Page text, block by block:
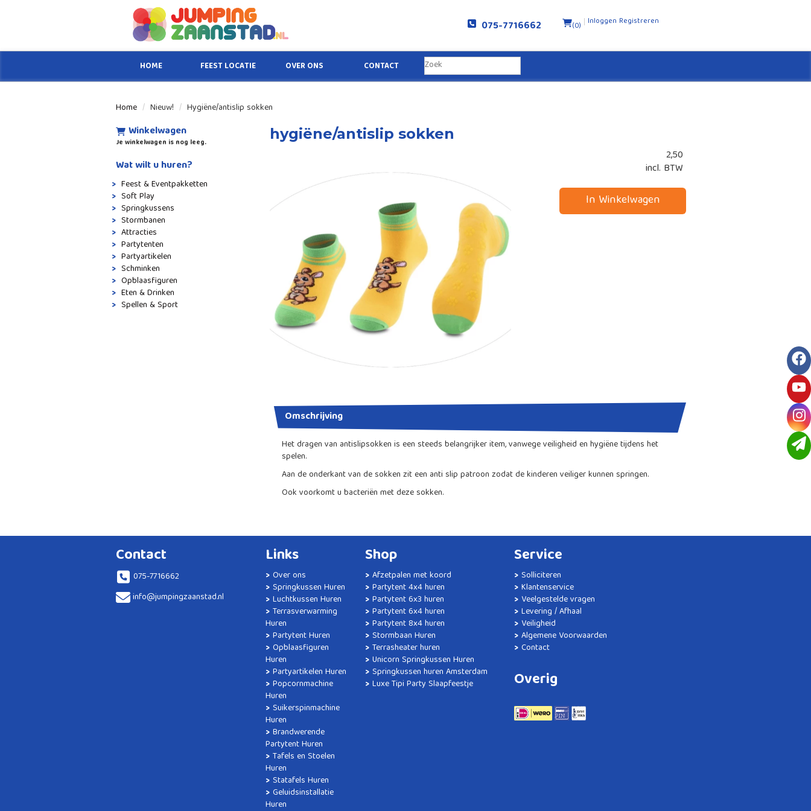
075-7716662 (0) Inloggen Registreren
HOME FEEST LOCATIE OVER ONS CONTACT
Home Nieuw! Hygiëne/antislip sokken
Winkelwagen
Je winkelwagen is nog leeg.
Wat wilt u huren?
Feest & Eventpakketten
Soft Play
Springkussens
Stormbanen
Attracties
Partytenten
Partyartikelen
Schminken
Opblaasfiguren
Eten & Drinken
Spellen & Sport
hygiëne/antislip sokken
2,50
incl. BTW
In Winkelwagen
Omschrijving
Het dragen van antislipsokken is een steeds belangrijker item, vanwege veiligheid en hygiëne tijdens het
spelen.
Aan de onderkant van de sokken zit een anti slip patroon zodat de kinderen veiliger kunnen springen.
Ook voorkomt u bacteriën met deze sokken.
Contact
075-7716662
info@jumpingzaanstad.nl
Links
Over ons
Springkussen Huren
Luchtkussen Huren
Terrasverwarming
Huren
Partytent Huren
Opblaasfiguren
Huren
Partyartikelen Huren
Popcornmachine
Huren
Suikerspinmachine
Huren
Brandwerende
Partytent Huren
Tafels en Stoelen
Huren
Statafels Huren
Geluidsinstallatie
Huren
Shop
Afzetpalen met koord
Partytent 4x4 huren
Partytent 6x3 huren
Partytent 6x4 huren
Partytent 8x4 huren
Stormbaan Huren
Terrasheater huren
Unicorn Springkussen Huren
Springkussen huren Amsterdam
Luxe Tipi Party Slaapfeestje
Service
Solliciteren
Klantenservice
Veelgestelde vragen
Levering / Afhaal
Veiligheid
Algemene Voorwaarden
Contact
Overig